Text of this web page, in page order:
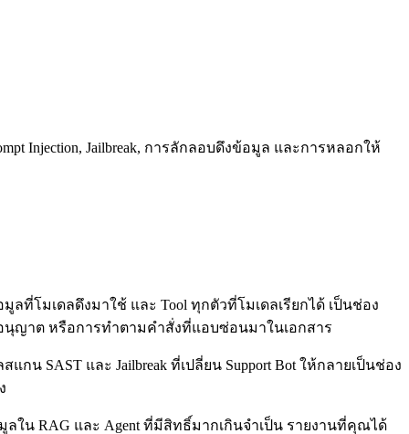
Injection, Jailbreak, การลักลอบดึงข้อมูล และการหลอกให้
มูลที่โมเดลดึงมาใช้ และ Tool ทุกตัวที่โมเดลเรียกได้ เป็นช่อง
นุญาต หรือการทำตามคำสั่งที่แอบซ่อนมาในเอกสาร
น SAST และ Jailbreak ที่เปลี่ยน Support Bot ให้กลายเป็นช่อง
ลใน RAG และ Agent ที่มีสิทธิ์มากเกินจำเป็น รายงานที่คุณได้